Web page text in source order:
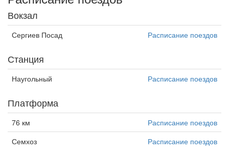
Вокзал
Сергиев Посад Расписание поездов
Станция
Наугольный Расписание поездов
Платформа
76 км
Расписание поездов
Семхоз
Расписание поездов